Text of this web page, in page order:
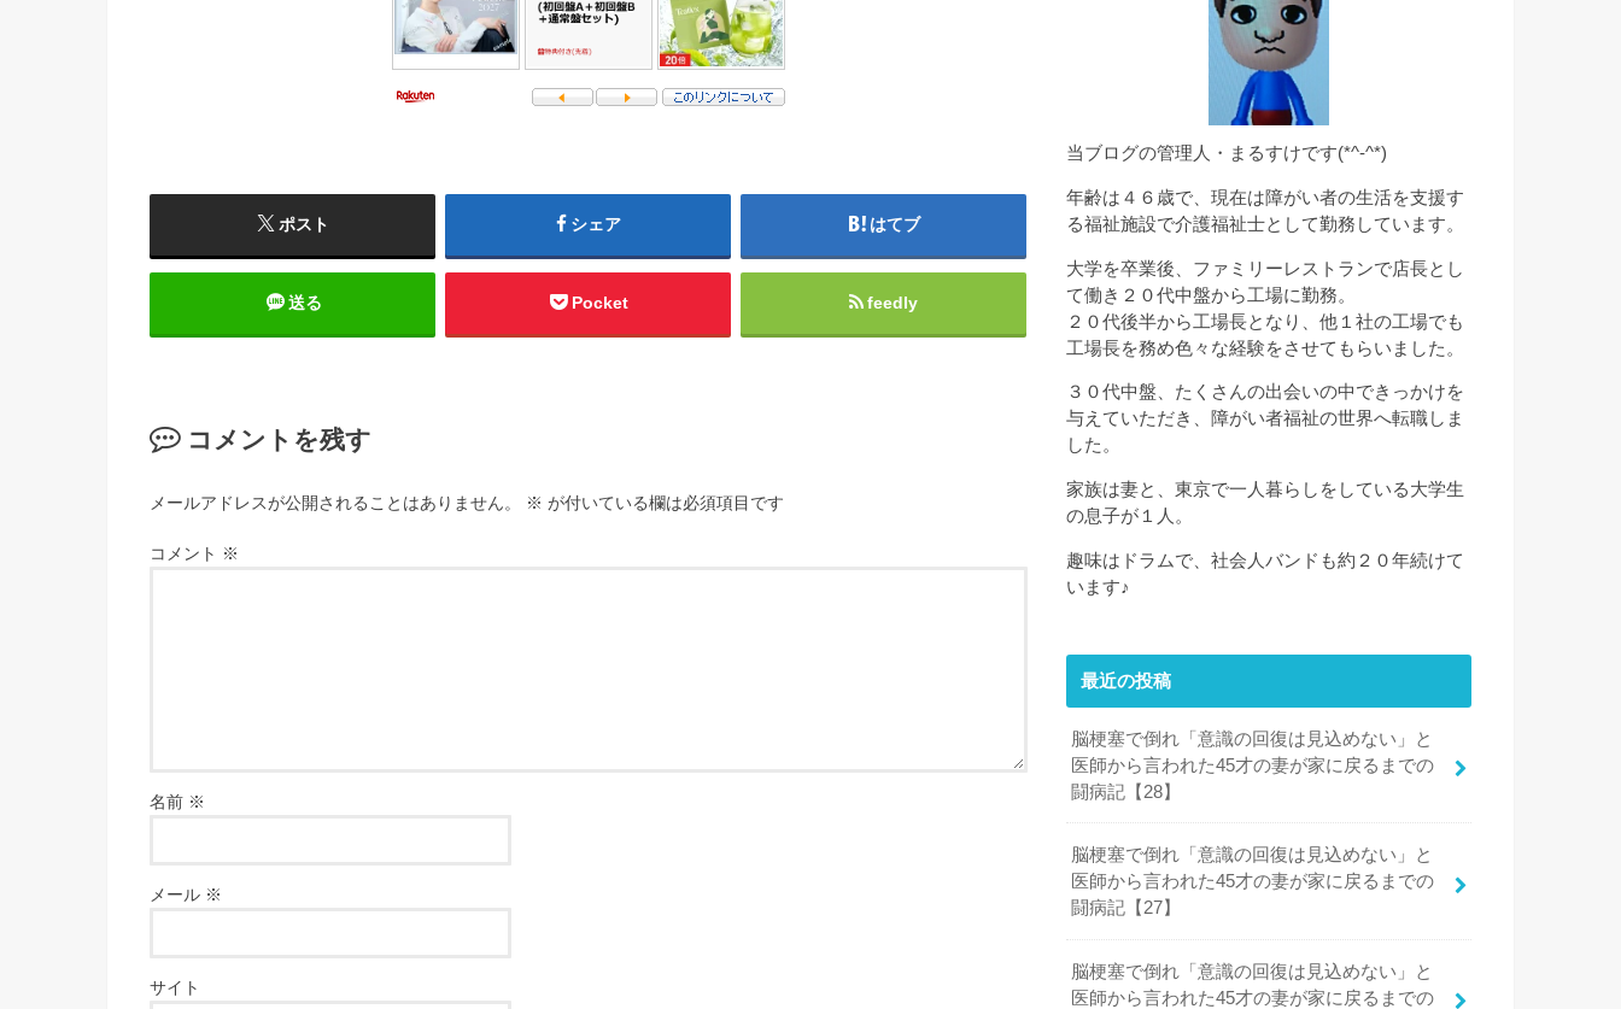
ポスト シェア はてブ
送る Pocket feedly
コメントを残す
メールアドレスが公開されることはありません。 ※ が付いている欄は必須項目です
コメント ※
名前 ※
メール ※
サイト
当ブログの管理人・まるすけです(*^-^*)
年齢は４６歳で、現在は障がい者の生活を支援す
る福祉施設で介護福祉士として勤務しています。
大学を卒業後、ファミリーレストランで店長とし
て働き２０代中盤から工場に勤務。
２０代後半から工場長となり、他１社の工場でも
工場長を務め色々な経験をさせてもらいました。
３０代中盤、たくさんの出会いの中できっかけを
与えていただき、障がい者福祉の世界へ転職しま
した。
家族は妻と、東京で一人暮らしをしている大学生
の息子が１人。
趣味はドラムで、社会人バンドも約２０年続けて
います♪
最近の投稿
脳梗塞で倒れ「意識の回復は見込めない」と
医師から言われた45才の妻が家に戻るまでの
闘病記【28】
脳梗塞で倒れ「意識の回復は見込めない」と
医師から言われた45才の妻が家に戻るまでの
闘病記【27】
脳梗塞で倒れ「意識の回復は見込めない」と
医師から言われた45才の妻が家に戻るまでの